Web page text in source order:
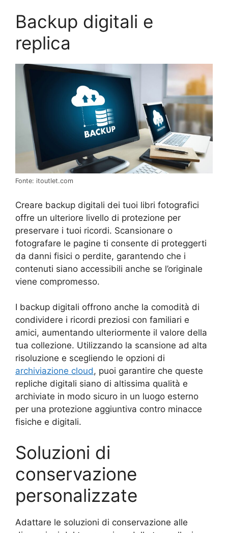
Backup digitali e
replica
Fonte: itoutlet.com
Creare backup digitali dei tuoi libri fotografici
offre un ulteriore livello di protezione per
preservare i tuoi ricordi. Scansionare o
fotografare le pagine ti consente di proteggerti
da danni fisici o perdite, garantendo che i
contenuti siano accessibili anche se l’originale
viene compromesso.
I backup digitali offrono anche la comodità di
condividere i ricordi preziosi con familiari e
amici, aumentando ulteriormente il valore della
tua collezione. Utilizzando la scansione ad alta
risoluzione e scegliendo le opzioni di
archiviazione cloud, puoi garantire che queste
repliche digitali siano di altissima qualità e
archiviate in modo sicuro in un luogo esterno
per una protezione aggiuntiva contro minacce
fisiche e digitali.
Soluzioni di
conservazione
personalizzate
Adattare le soluzioni di conservazione alle